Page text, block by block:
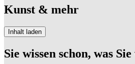
Kunst & mehr
Inhalt laden
Sie wissen schon, was